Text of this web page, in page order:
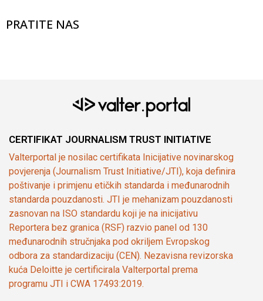
PRATITE NAS
CERTIFIKAT JOURNALISM TRUST INITIATIVE
Valterportal je nosilac certifikata Inicijative novinarskog
povjerenja (Journalism Trust Initiative/JTI), koja definira
poštivanje i primjenu etičkih standarda i međunarodnih
standarda pouzdanosti. JTI je mehanizam pouzdanosti
zasnovan na ISO standardu koji je na inicijativu
Reportera bez granica (RSF) razvio panel od 130
međunarodnih stručnjaka pod okriljem Evropskog
odbora za standardizaciju (CEN). Nezavisna revizorska
kuća Deloitte je certificirala Valterportal prema
programu JTI i CWA 17493:2019.